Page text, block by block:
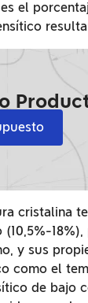
el
cristalina
y sus
como el
de bajo